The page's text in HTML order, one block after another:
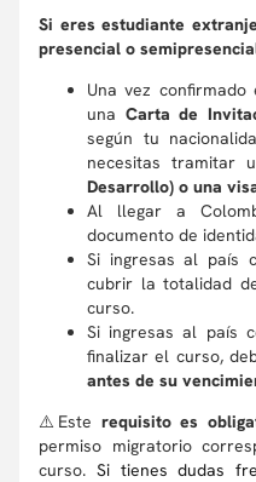
Si eres estudiante
presencial o
Una vez
una Carta de
según tu
necesitas tramitar
Desarrollo) o una
Al llegar a
documento de
Si ingresas al país
cubrir la totalidad
curso.
Si ingresas al país
finalizar el curso,
antes de su
⚠️Este requisito es
permiso migratorio
curso. Si tienes dudas